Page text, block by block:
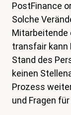
magazin
Shop
Kontakt
Familienzeit
Meine Lehre.
PostFinance
Solche
Mitarbeitende
transfair kann
Stand des
keinen
Prozess
und Fragen